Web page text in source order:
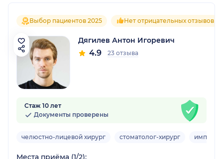
Выбор пациентов 2025 Нет отрицательных отзывов
Дягилев Антон Игоревич
4.9 23 отзыва
Стаж 10 лет
Документы проверены
челюстно-лицевой хирург стоматолог-хирург
Места приёма (1/2):